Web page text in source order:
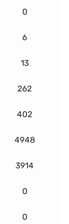
0
6
13
262
402
4948
3914
0
0